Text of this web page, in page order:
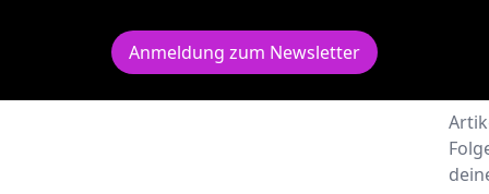
Anmeldung zum Newsletter